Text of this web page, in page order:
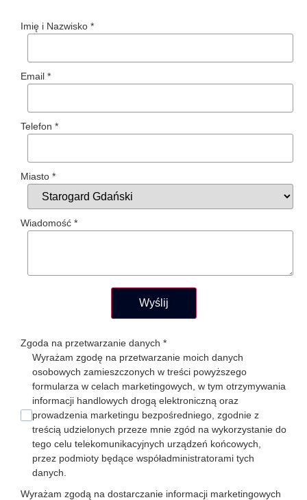
Imię i Nazwisko *
Email *
Telefon *
Miasto *
Wiadomość *
Wyślij
Zgoda na przetwarzanie danych *
Wyrażam zgodę na przetwarzanie moich danych
osobowych zamieszczonych w treści powyższego
formularza w celach marketingowych, w tym otrzymywania
informacji handlowych drogą elektroniczną oraz
prowadzenia marketingu bezpośredniego, zgodnie z
treścią udzielonych przeze mnie zgód na wykorzystanie do
tego celu telekomunikacyjnych urządzeń końcowych,
przez podmioty będące współadministratorami tych
danych.
Wyrażam zgodą na dostarczanie informacji marketingowych